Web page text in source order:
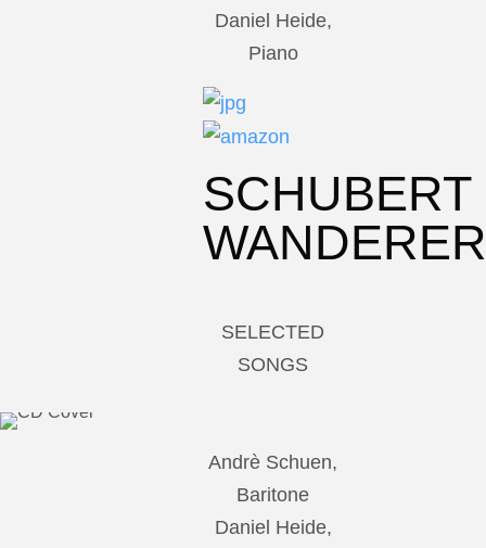
Daniel Heide,
Piano
SCHUBERT
WANDERER
SELECTED
SONGS
Andrè Schuen,
Baritone
Daniel Heide,